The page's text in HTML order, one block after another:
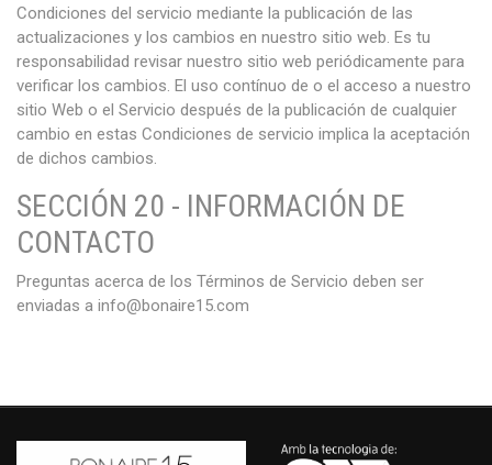
Condiciones del servicio mediante la publicación de las
actualizaciones y los cambios en nuestro sitio web. Es tu
responsabilidad revisar nuestro sitio web periódicamente para
verificar los cambios. El uso contínuo de o el acceso a nuestro
sitio Web o el Servicio después de la publicación de cualquier
cambio en estas Condiciones de servicio implica la aceptación
de dichos cambios.
SECCIÓN 20 - INFORMACIÓN DE
CONTACTO
Preguntas acerca de los Términos de Servicio deben ser
enviadas a info@bonaire15.com